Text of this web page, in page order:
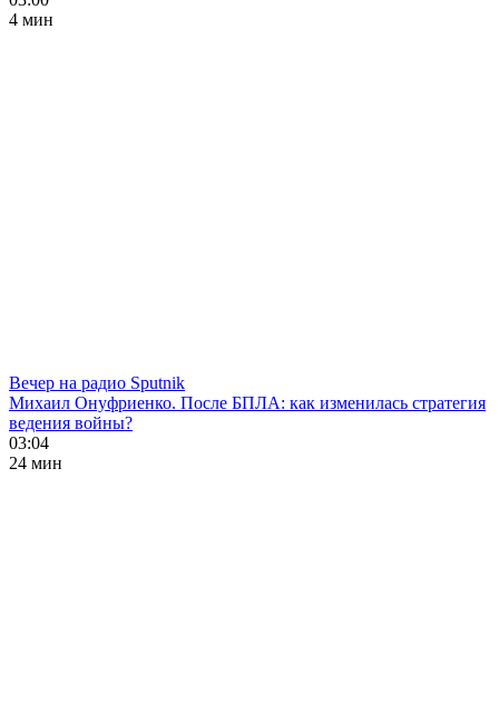
4 мин
Вечер на радио Sputnik
Михаил Онуфриенко. После БПЛА: как изменилась стратегия
ведения войны?
03:04
24 мин